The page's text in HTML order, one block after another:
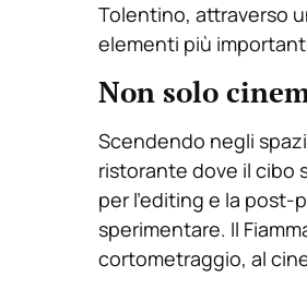
Tolentino, attraverso
elementi più
Non solo
Scendendo negli
ristorante dove il cibo
per l’editing e la
sperimentare. Il
cortometraggio, al